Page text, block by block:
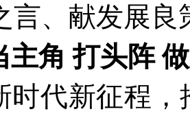
言、献发展
主角 打头阵
新征程，推